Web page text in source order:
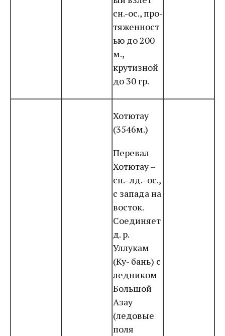
сн.-ос., про-
тяженност
ью до 200
м.,
крутизной
до 30 гр.
Хотютау
(3546м.)
Перевал
Хотютау –
сн.- лд.- ос.,
с запада на
восток.
Соединяет
д. р.
Уллукам
(Ку- бань) с
ледником
Большой
Азау
(ледовые
поля